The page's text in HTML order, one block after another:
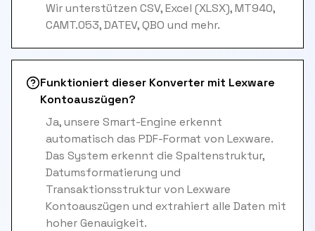
Wir unterstützen CSV, Excel (XLSX), MT940,
CAMT.053, DATEV, QBO und mehr.
Funktioniert dieser Konverter mit Lexware
Kontoauszügen?
Ja, unsere Smart-Engine erkennt
automatisch das PDF-Format von Lexware.
Das System erkennt die Spaltenstruktur,
Datumsformatierung und
Transaktionsstruktur von Lexware
Kontoauszügen und extrahiert alle Daten mit
hoher Genauigkeit.